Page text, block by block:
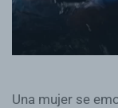
Una mujer se